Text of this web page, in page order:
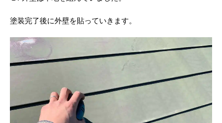
塗装完了後に外壁を貼っていきます。